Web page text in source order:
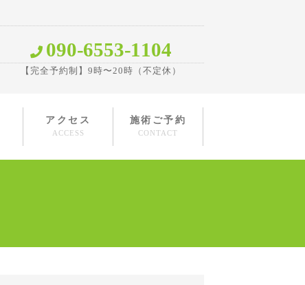
090-6553-1104
【完全予約制】9時〜20時（不定休）
アクセス
ACCESS
施術ご予約
CONTACT